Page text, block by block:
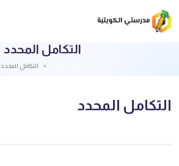
التكامل المحدد
التكامل المحدد
التكامل المحدد